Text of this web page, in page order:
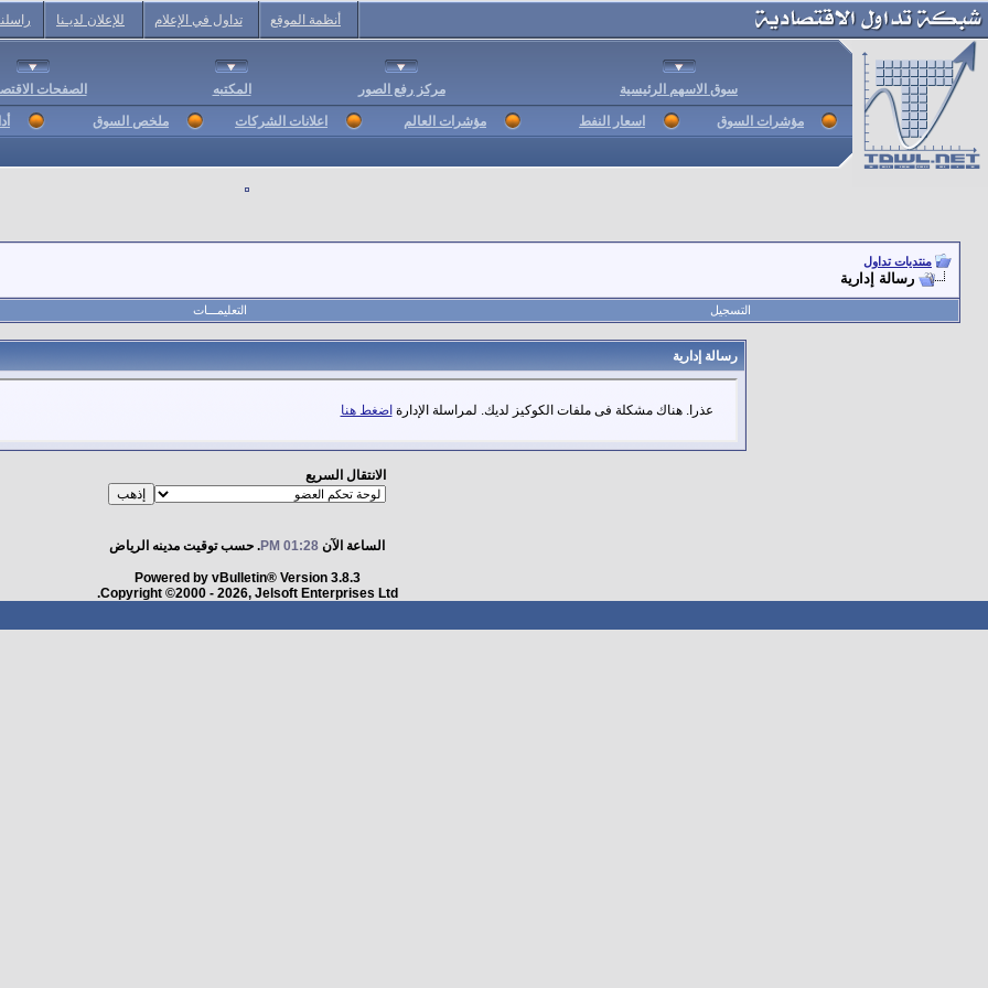
أنظمة الموقع تداول في الإعلام للإعلان لديـنا
سوق الاسهم الرئيسية مركز رفع الصور المكتبه الصفحات
مؤشرات السوق اسعار النفط مؤشرات العالم اعلانات الشركات ملخص السوق
منتديات تداول
رسالة إدارية
التسجيل التعليمـــات
رسالة إدارية
عذرا. هناك مشكلة فى ملفات الكوكيز لديك. لمراسلة الإدارة اضغط هنا
الانتقال السريع
الساعة الآن 01:28 PM . حسب توقيت مدينه الرياض
Powered by vBulletin® Version 3.8.3
Copyright ©2000 - 2026, Jelsoft Enterprises Ltd.